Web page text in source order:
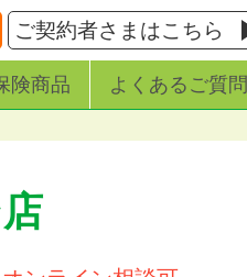
ご契約者さまはこちら
険商品 よくあるご質問